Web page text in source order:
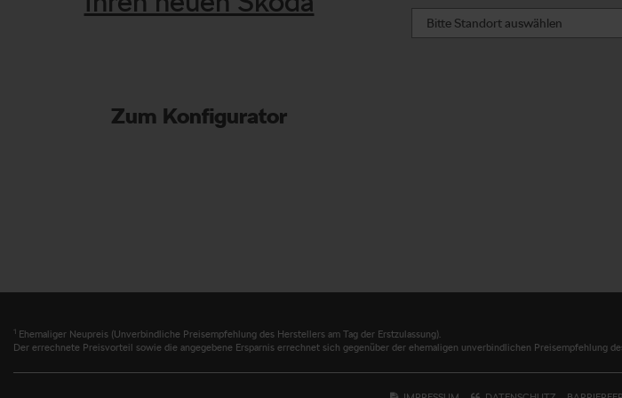
Zum Konfigurator
1 Ehemaliger Neupreis (Unverbindliche Preisempfehlung des Herstellers am Tag der Erstzulassung).
Der errechnete Preisvorteil sowie die angegebene Ersparnis errechnet sich gegenüber der ehemaligen unverbindlichen Preisempfehlung